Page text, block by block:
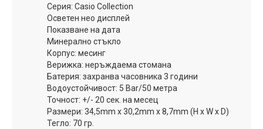
Серия: Casio Collection
Осветен нео дисплей
Показване на дата
Минерално стъкло
Корпус: месинг
Верижка: неръждаема стомана
Батерия: захранва часовника 3 години
Водоустойчивост: 5 Bar/50 метра
Точност: +/- 20 сек. на месец
Размери: 34,5mm x 30,2mm x 8,7mm (H x W x D)
Тегло: 70 гр.